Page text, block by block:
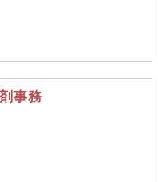
事務